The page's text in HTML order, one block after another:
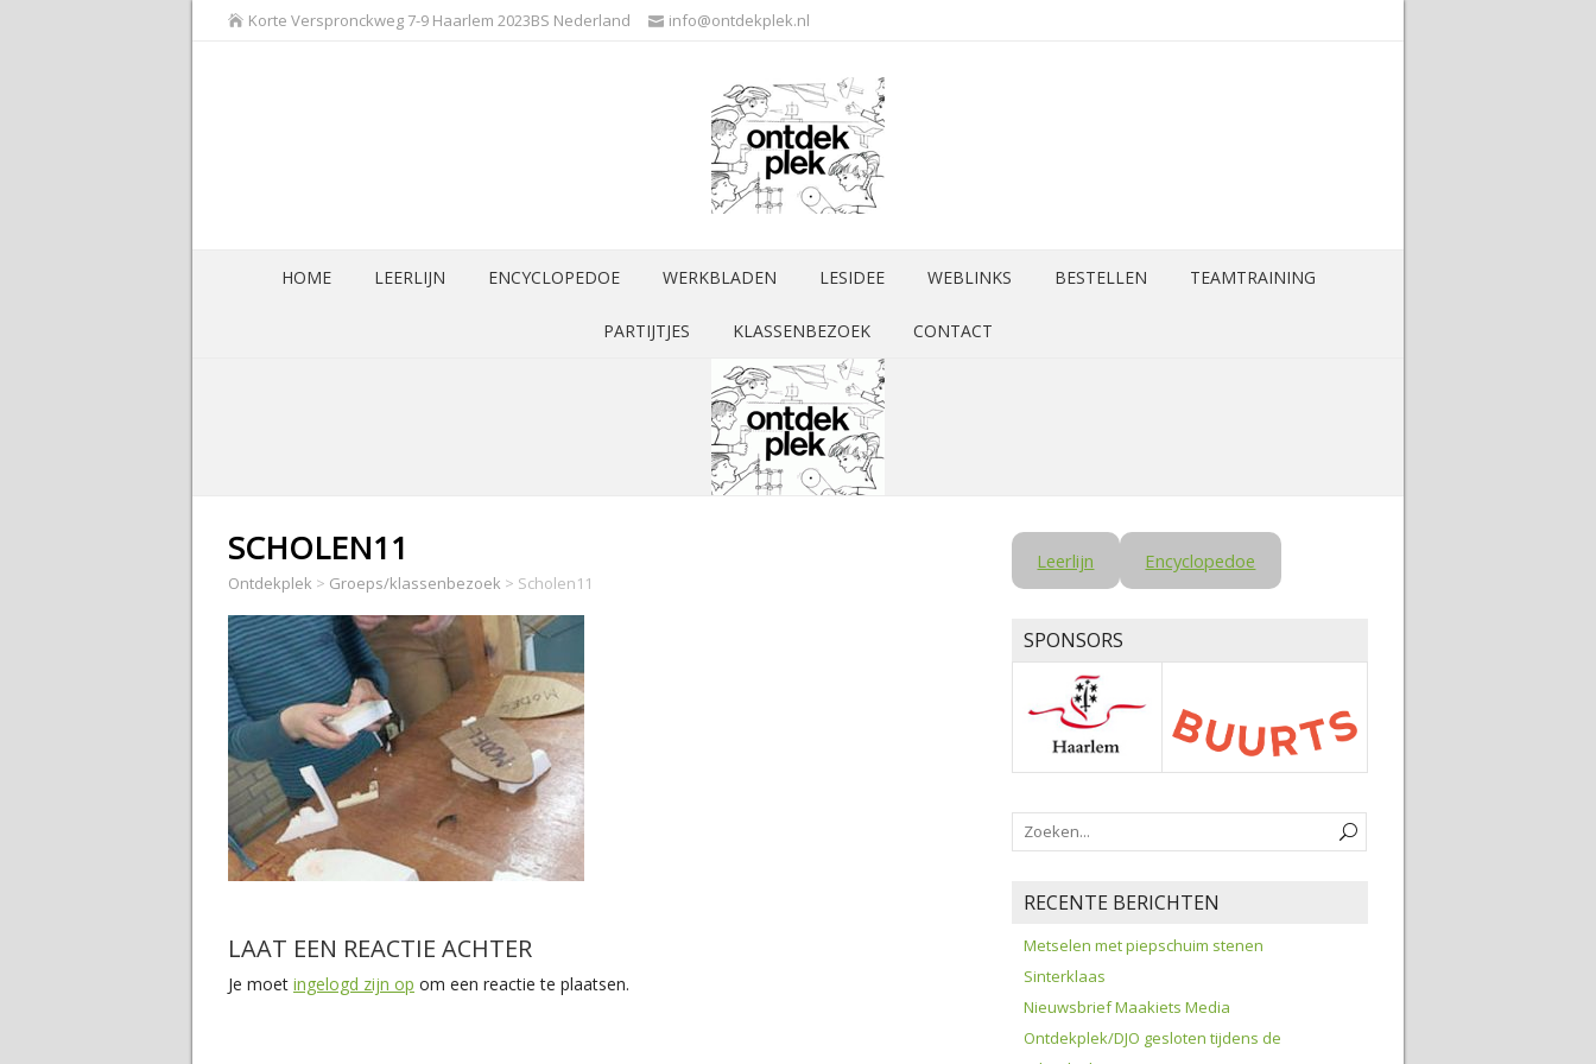
Korte Verspronckweg 7-9 Haarlem 2023BS Nederland info@ontdekplek.nl
HOME LEERLIJN ENCYCLOPEDOE WERKBLADEN LESIDEE WEBLINKS BESTELLEN TEAMTRAINING
PARTIJTJES KLASSENBEZOEK CONTACT
SCHOLEN11
Ontdekplek > Groeps/klassenbezoek > Scholen11
LAAT EEN REACTIE ACHTER
Je moet ingelogd zijn op om een reactie te plaatsen.
Leerlijn Encyclopedoe
SPONSORS
RECENTE BERICHTEN
Metselen met piepschuim stenen
Sinterklaas
Nieuwsbrief Maakiets Media
Ontdekplek/DJO gesloten tijdens de